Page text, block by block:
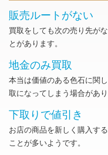
販売ルートがない
買取をしても次の売り先が
とがあります。
地金のみ買取
本当は価値のある色石に関
取になってしまう場合があり
下取りで値引き
お店の商品を新しく購入す
ことが多いようです。